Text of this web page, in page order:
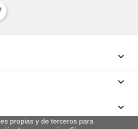



propias y de terceros para